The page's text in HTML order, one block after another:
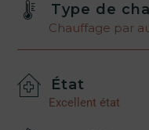
Type de
Chauffage par
État
Excellent état